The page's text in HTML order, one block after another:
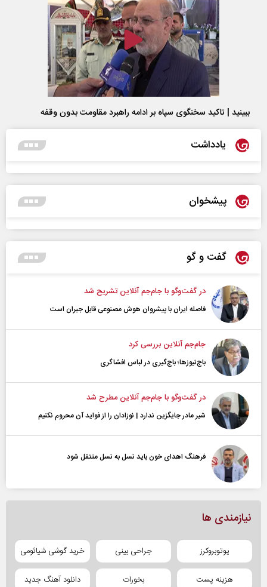
ببینید | تاکید سخنگوی سپاه بر ادامه راهبرد مقاومت بدون وقفه
یادداشت
پیشخوان
گفت و گو
در گفت‌و‌گو با جام‌جم آنلاین تشریح شد
فاصله ایران با پیشرو‌ان هوش مصنوعی قابل جبران است
جام‌جم آنلاین بررسی کرد
باج‌نیوزها؛ باج‌گیری در لباس افشاگری
در گفت‌و‌گو با جام‌جم آنلاین مطرح شد
شیر مادر جایگزین ندارد | نوزادان را از فواید آن محروم نکنیم
فرهنگ اهدای خون باید نسل به نسل منتقل شود
نیازمندی ها
یوتوبروکرز جراحی بینی خرید گوشی شیائومی
هزینه پست بخورات دانلود آهنگ جدید